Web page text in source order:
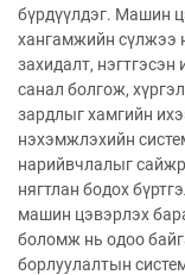
бүрдүүлдэг. Машин
хангамжийн сүлжээ
захидалт, нэгтгэсэн
санал болгож,
зардлыг хамгийн
нэхэмжлэхийн
нарийвчлалыг
нягтлан бодох
машин цэвэрлэх
боломж нь одоо
борлуулалтын